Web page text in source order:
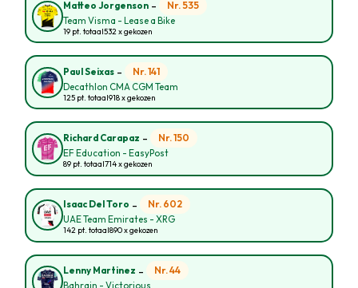
Matteo Jorgenson - Nr. 535
Team Visma - Lease a Bike
19 pt. totaal532 x gekozen
Paul Seixas - Nr. 141
Decathlon CMA CGM Team
125 pt. totaal918 x gekozen
Richard Carapaz - Nr. 150
EF Education - EasyPost
89 pt. totaal714 x gekozen
Isaac Del Toro - Nr. 602
UAE Team Emirates - XRG
142 pt. totaal890 x gekozen
Lenny Martinez - Nr. 44
Bahrain - Victorious